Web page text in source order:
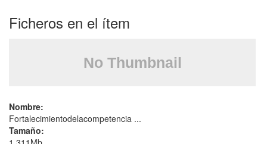
Ficheros en el ítem
Nombre:
Fortalecimientodelacompetencia ...
Tamaño: